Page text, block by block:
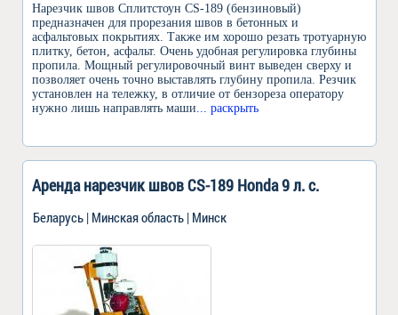
Нарезчик швов Сплитстоун CS-189 (бензиновый)
предназначен для прорезания швов в бетонных и
асфальтовых покрытиях. Также им хорошо резать тротуарную
плитку, бетон, асфальт. Очень удобная регулировка глубины
пропила. Мощный регулировочный винт выведен сверху и
позволяет очень точно выставлять глубину пропила. Резчик
установлен на тележку, в отличие от бензореза оператору
нужно лишь направлять маши ... раскрыть
Аренда нарезчик швов CS-189 Honda 9 л. с.
Беларусь | Минская область | Минск